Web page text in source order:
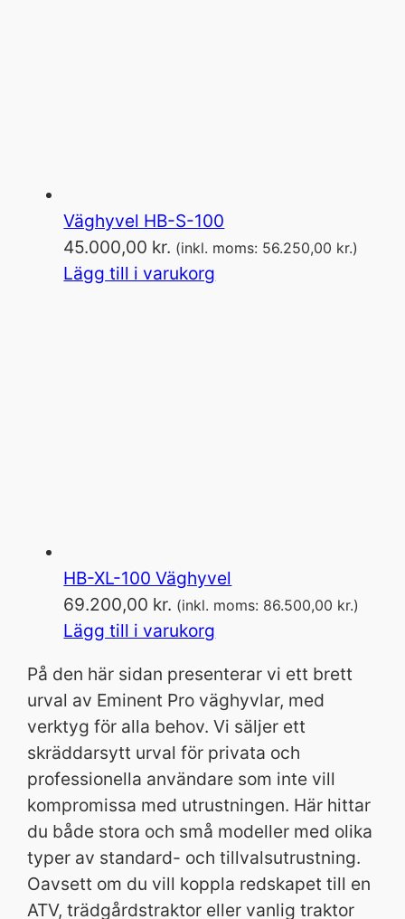
Väghyvel HB-S-100
45.000,00 kr. (inkl. moms: 56.250,00 kr.)
Lägg till i varukorg
HB-XL-100 Väghyvel
69.200,00 kr. (inkl. moms: 86.500,00 kr.)
Lägg till i varukorg
På den här sidan presenterar vi ett brett
urval av Eminent Pro väghyvlar, med
verktyg för alla behov. Vi säljer ett
skräddarsytt urval för privata och
professionella användare som inte vill
kompromissa med utrustningen. Här hittar
du både stora och små modeller med olika
typer av standard- och tillvalsutrustning.
Oavsett om du vill koppla redskapet till en
ATV, trädgårdstraktor eller vanlig traktor